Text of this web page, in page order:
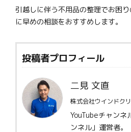
引越しに伴う不用品の整理でお困
に早めの相談をおすすめします。
投稿者プロフィール
二見 文直
株式会社ウインドク
YouTubeチャンネ
ンネル」運営者。